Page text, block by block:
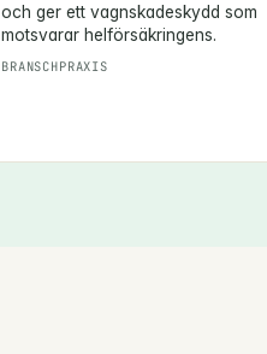
och ger ett vagnskadeskydd som
motsvarar helförsäkringens.
BRANSCHPRAXIS